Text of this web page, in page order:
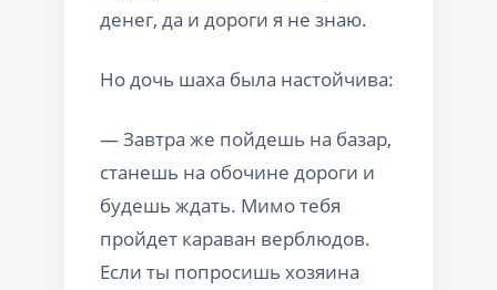
денег, да и дороги я не знаю.
Но дочь шаха была настойчива:
— Завтра же пойдешь на базар,
станешь на обочине дороги и
будешь ждать. Мимо тебя
пройдет караван верблюдов.
Если ты попросишь хозяина